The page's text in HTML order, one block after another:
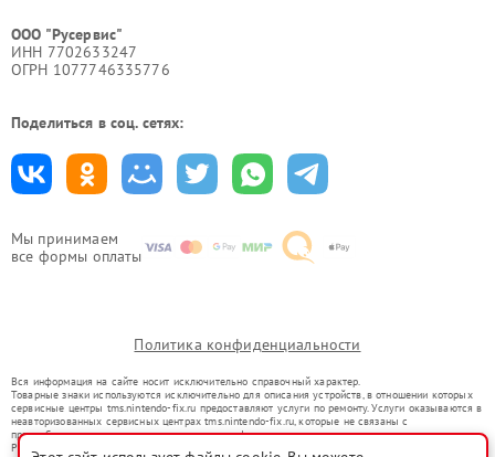
Мы принимаем
все формы оплаты
ООО "Русервис"
ИНН 7702633247
ОГРН 1077746335776
Поделиться в соц. сетях:
Политика конфиденциальности
Вся информация на сайте носит исключительно справочный характер.
Товарные знаки используются исключительно для описания устройств, в отношении которых
сервисные центры tms.nintendo-fix.ru предоставляют услуги по ремонту. Услуги оказываются в
неавторизованных сервисных центрах tms.nintendo-fix.ru, которые не связаны с
правообладателями товарных знаков или их официальными представителями.
Ремонт осуществляется для устройств, уже введенных в гражданский оборот в соответствии